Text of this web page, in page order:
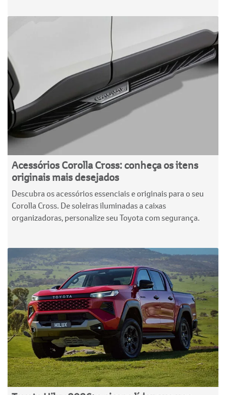
Acessórios Corolla Cross: conheça os itens
originais mais desejados
Descubra os acessórios essenciais e originais para o seu
Corolla Cross. De soleiras iluminadas a caixas
organizadoras, personalize seu Toyota com segurança.